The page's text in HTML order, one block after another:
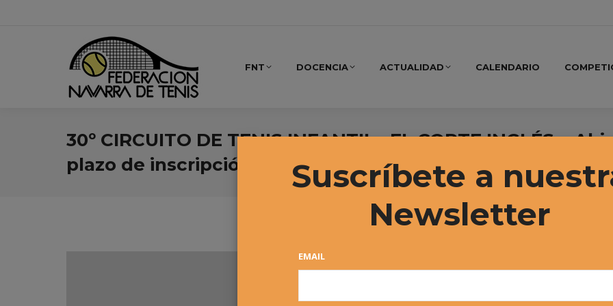
FNT DOCENCIA ACTUALIDAD CALENDARIO
30º CIRCUITO DE TENIS INFANTIL «EL CORTE INGLÉS».
plazo de inscripción para el 1º Torneo
Suscríbete a
Newsletter
EMAIL